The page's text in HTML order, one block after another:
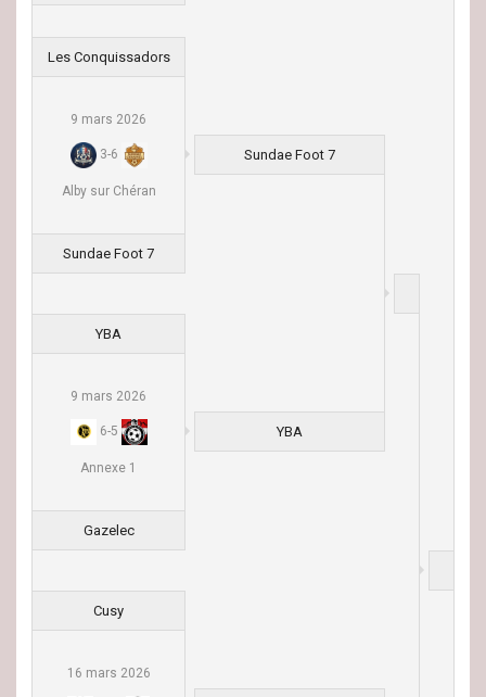
Les Conquissadors
9 mars 2026
3-6
Alby sur Chéran
Sundae Foot 7
Sundae Foot 7
YBA
9 mars 2026
6-5
Annexe 1
YBA
Gazelec
Cusy
16 mars 2026